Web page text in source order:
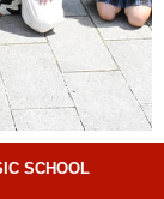
SCHOOL